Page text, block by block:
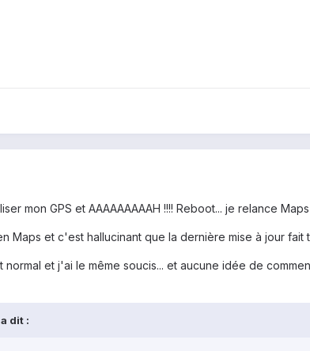
mon GPS et AAAAAAAAAH !!!! Reboot... je relance
Maps et c'est hallucinant que la dernière mise à jour fait
normal et j'ai le même soucis... et aucune idée de
dit :